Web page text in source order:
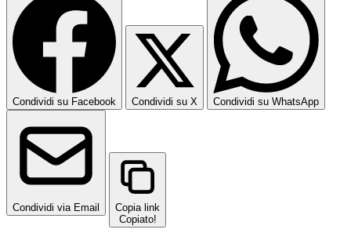
Condividi su Facebook Condividi su X Condividi su WhatsApp
Condividi via Email
Copia link
Copiato!